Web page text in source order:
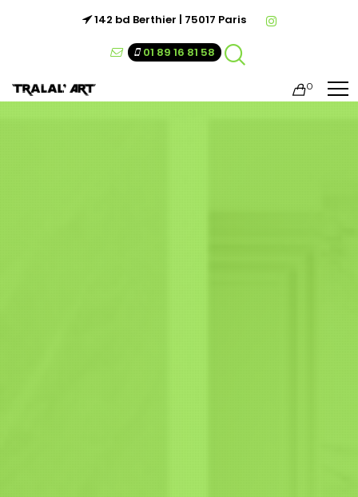
142 bd Berthier | 75017 Paris
01 89 16 81 58
0